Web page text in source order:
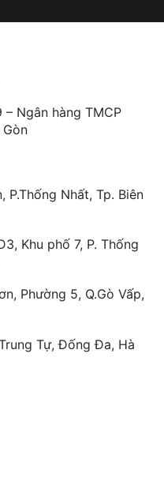
– Ngân hàng TMCP
P.Thống Nhất, Tp. Biên
Khu phố 7, P. Thống
Phường 5, Q.Gò Vấp,
Tự, Đống Đa, Hà